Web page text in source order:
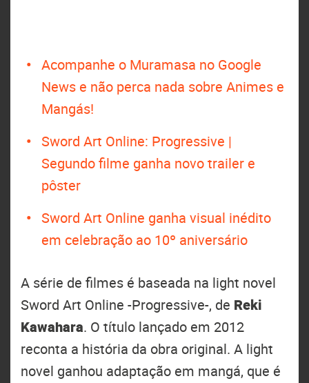
Acompanhe o Muramasa no Google
News e não perca nada sobre Animes e
Mangás!
Sword Art Online: Progressive |
Segundo filme ganha novo trailer e
pôster
Sword Art Online ganha visual inédito
em celebração ao 10º aniversário
A série de filmes é baseada na light novel
Sword Art Online -Progressive-, de Reki
Kawahara. O título lançado em 2012
reconta a história da obra original. A light
novel ganhou adaptação em mangá, que é